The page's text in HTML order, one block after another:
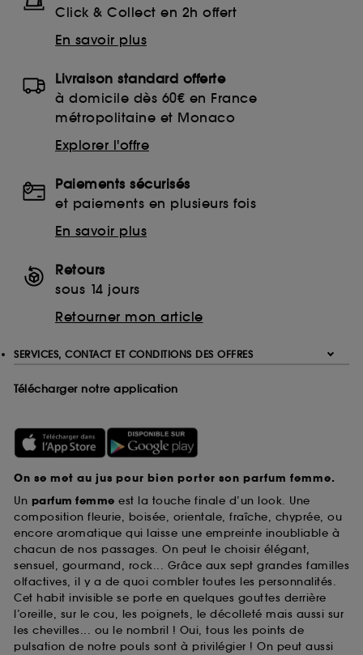
Click & Collect en 2h offert
En savoir plus
Livraison standard offerte
à domicile dès 60€ en France
métropolitaine et Monaco
Explorer l'offre
Paiements sécurisés
et paiements en plusieurs fois
En savoir plus
Retours
sous 14 jours
Retourner mon article
SERVICES, CONTACT ET CONDITIONS DES OFFRES
Télécharger notre application
On se met au jus pour bien porter son parfum femme.
Un parfum femme est la touche finale d’un look. Une
composition fleurie, boisée, orientale, fraîche, chyprée, ou
encore aromatique qui laisse une empreinte inoubliable à
chacun de nos passages. On peut le choisir élégant,
sensuel, gourmand, rock... Grâce aux sept grandes familles
olfactives, il y a de quoi combler toutes les personnalités.
Cet habit invisible se porte en quelques gouttes derrière
l’oreille, sur le cou, les poignets, le décolleté mais aussi sur
les chevilles... ou le nombril ! Oui, tous les points de
pulsation de notre pouls sont à privilégier ! On peut aussi